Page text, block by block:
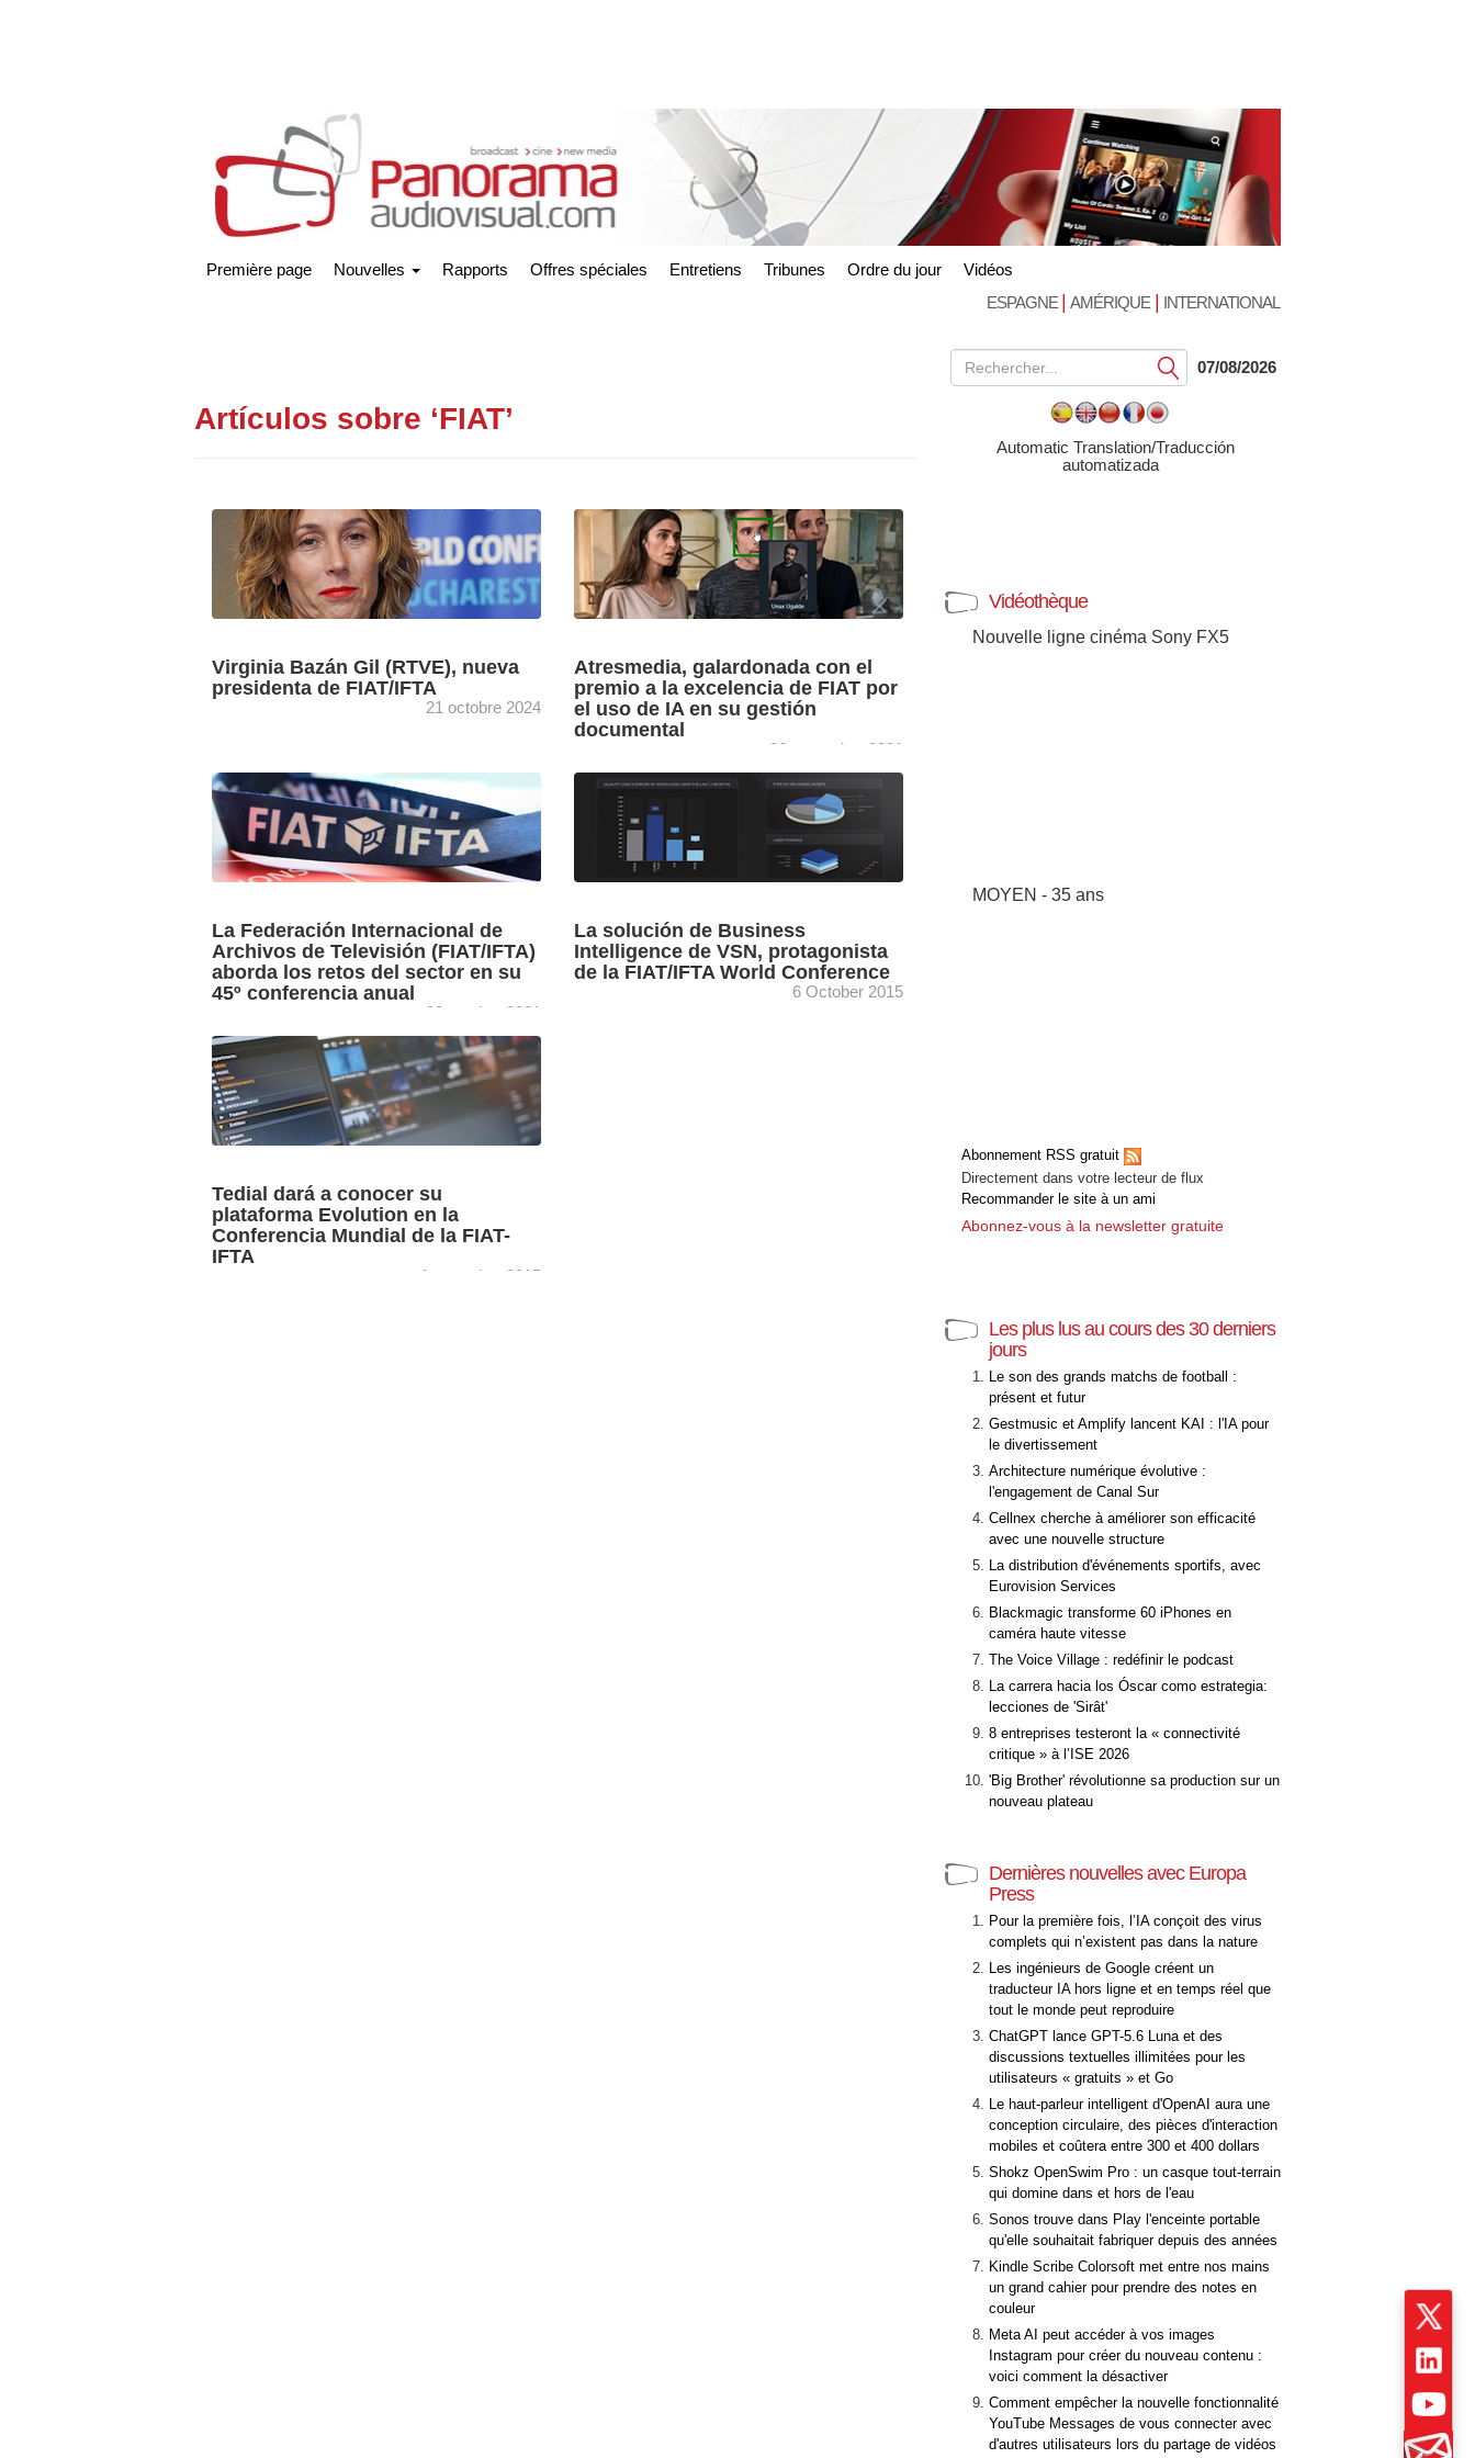
Première page Nouvelles Rapports Offres spéciales Entretiens Tribunes Ordre du jour
Vidéos
ESPAGNE | AMÉRIQUE | INTERNATIONAL
Artículos sobre ‘FIAT’
Virginia Bazán Gil (RTVE), nueva
presidenta de FIAT/IFTA
21 octobre 2024
[+]
La Federación Internacional de Archivos de
Televisión (FIAT/IFTA) cuenta con nueva
presidenta: Virginia Bazán Gil, directora del
Archivo de RTVE. El nombramiento de
Bazán, ...
Atresmedia, galardonada con el
premio a la excelencia de FIAT por
el uso de IA en su gestión
documental
26 novembre 2021
La Federación Internacional de Archivos de
Televisión (FIAT/IFTA) ha premiado a
Atresmedia con su premio a la excelencia por
el uso de IA en ...
La Federación Internacional de
Archivos de Televisión (FIAT/IFTA)
aborda los retos del sector en su
45º conferencia anual
20 octobre 2021
Del 19 al 21 de octubre, 340 profesionales de
50 países del sector de los archivos media se
reunirán online para celebrar la 45ª ...
La solución de Business
Intelligence de VSN, protagonista
de la FIAT/IFTA World Conference
6 October 2015
Tedial dará a conocer su
plataforma Evolution en la
Conferencia Mundial de la FIAT-
IFTA
1er octobre 2015
Soumettre07/08/2026
Automatic Translation/Traducción
automatizada
Vidéothèque
Nouvelle ligne cinéma Sony FX5
MOYEN - 35 ans
Abonnement RSS gratuit
Directement dans votre lecteur de flux
Recommander le site à un ami
Abonnez-vous à la newsletter gratuite
Les plus lus au cours des 30 derniers
jours
Le son des grands matchs de football :
présent et futur
Gestmusic et Amplify lancent KAI : l'IA pour
le divertissement
Architecture numérique évolutive :
l'engagement de Canal Sur
Cellnex cherche à améliorer son efficacité
avec une nouvelle structure
La distribution d'événements sportifs, avec
Eurovision Services
Blackmagic transforme 60 iPhones en
caméra haute vitesse
The Voice Village : redéfinir le podcast
La carrera hacia los Óscar como estrategia:
lecciones de 'Sirât'
8 entreprises testeront la « connectivité
critique » à l’ISE 2026
'Big Brother' révolutionne sa production sur un
nouveau plateau
Dernières nouvelles avec Europa
Press
Pour la première fois, l’IA conçoit des virus
complets qui n’existent pas dans la nature
Les ingénieurs de Google créent un
traducteur IA hors ligne et en temps réel que
tout le monde peut reproduire
ChatGPT lance GPT-5.6 Luna et des
discussions textuelles illimitées pour les
utilisateurs « gratuits » et Go
Le haut-parleur intelligent d'OpenAI aura une
conception circulaire, des pièces d'interaction
mobiles et coûtera entre 300 et 400 dollars
Shokz OpenSwim Pro : un casque tout-terrain
qui domine dans et hors de l'eau
Sonos trouve dans Play l'enceinte portable
qu'elle souhaitait fabriquer depuis des années
Kindle Scribe Colorsoft met entre nos mains
un grand cahier pour prendre des notes en
couleur
Meta AI peut accéder à vos images
Instagram pour créer du nouveau contenu :
voici comment la désactiver
Comment empêcher la nouvelle fonctionnalité
YouTube Messages de vous connecter avec
d'autres utilisateurs lors du partage de vidéos